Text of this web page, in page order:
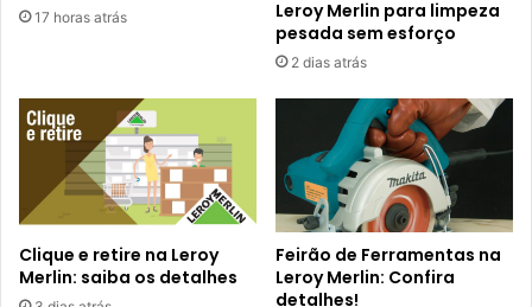
17 horas atrás
Leroy Merlin para limpeza
pesada sem esforço
2 dias atrás
Clique e retire na Leroy
Merlin: saiba os detalhes
Feirão de Ferramentas na
Leroy Merlin: Confira
detalhes!